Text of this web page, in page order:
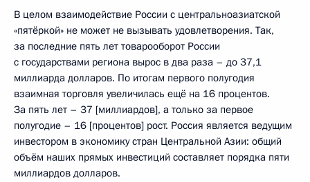
В целом взаимодействие России с центральноазиатской
«пятёркой» не может не вызывать удовлетворения. Так,
за последние пять лет товарооборот России
с государствами региона вырос в два раза – до 37,1
миллиарда долларов. По итогам первого полугодия
взаимная торговля увеличилась ещё на 16 процентов.
За пять лет – 37 [миллиардов], а только за первое
полугодие – 16 [процентов] рост. Россия является ведущим
инвестором в экономику стран Центральной Азии: общий
объём наших прямых инвестиций составляет порядка пяти
миллиардов долларов.